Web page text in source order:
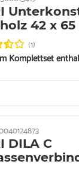
42 x
(1)
Komplettset
DILA C